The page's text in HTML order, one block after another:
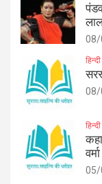
08/
08/
वर्मा
05/